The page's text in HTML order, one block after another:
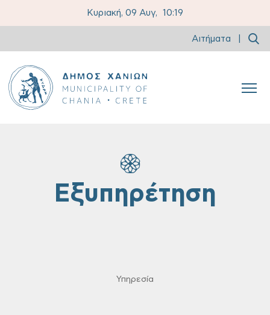
Κυριακή, 09 Αυγ, 10:19
Αιτήματα
Εξυπηρέτηση
Υπηρεσία